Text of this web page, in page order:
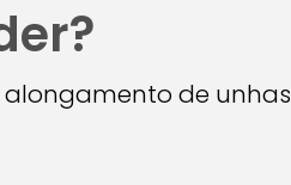
alongamento de unhas